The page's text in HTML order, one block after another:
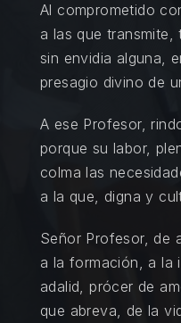
Al comprometido
a las que transmite,
sin envidia alguna,
presagio divino de
A ese Profesor,
porque su labor,
colma las
a la que, digna y
Señor Profesor, de
a la formación, a la
adalid, prócer de
que abreva, de la